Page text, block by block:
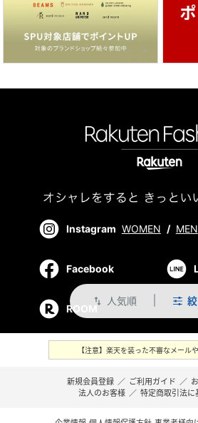
swap_vert 人気順
Instagram WOMEN / MEN
Facebook
ROOM
【注意】楽天を装った不審なメール
新規会員登録 ／ ご利用ガイド ／
法人のお客様 ／ 特定商取引法に